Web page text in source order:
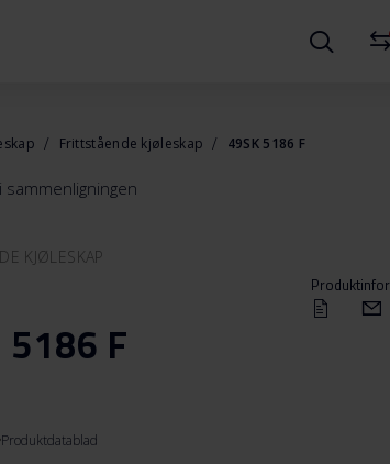
Frittstående kjøleskap 49SK 5186 F
sammenligningen
KJØLESKAP
5186 F
Produktdatablad